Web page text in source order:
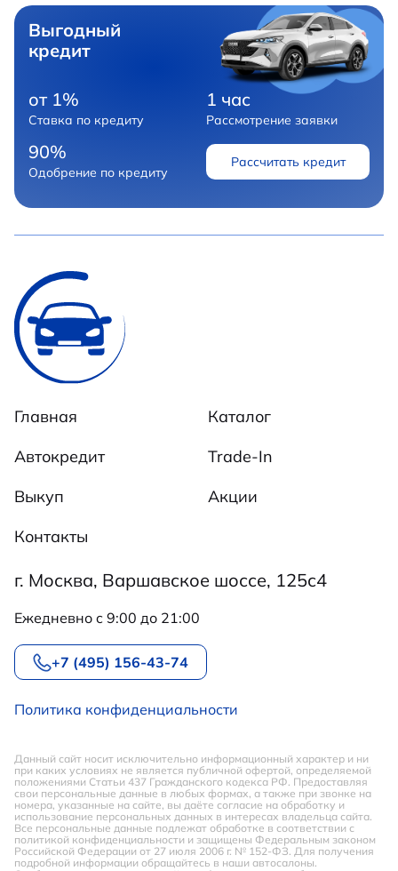
Выгодный
кредит
от 1%
Ставка по кредиту
1 час
Рассмотрение заявки
90%
Одобрение по кредиту
Рассчитать кредит
г. Москва, Варшавское шоссе, 125с4
Ежедневно c 9:00 до 21:00
+7 (495) 156-43-74
Главная
Каталог
Автокредит
Trade-In
Выкуп
Акции
Контакты
Политика конфиденциальности
Данный сайт носит исключительно информационный характер и ни
при каких условиях не является публичной офертой, определяемой
положениями Статьи 437 Гражданского кодекса РФ. Предоставляя
свои персональные данные в любых формах, а также при звонке на
номера, указанные на сайте, вы даёте согласие на обработку и
использование персональных данных в интересах владельца сайта.
Все персональные данные подлежат обработке в соответствии с
политикой конфиденциальности и защищены Федеральным законом
Российской Федерации от 27 июля 2006 г. № 152-ФЗ. Для получения
подробной информации обращайтесь в наши автосалоны.